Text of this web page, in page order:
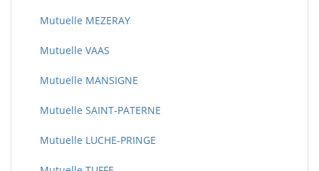
Mutuelle MEZERAY
Mutuelle VAAS
Mutuelle MANSIGNE
Mutuelle SAINT-PATERNE
Mutuelle LUCHE-PRINGE